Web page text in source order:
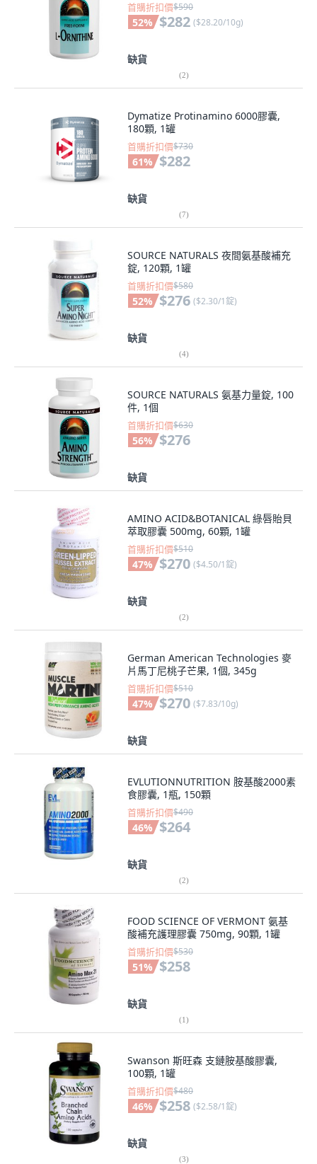
首購折扣價$590
52% $282 ($28.20/10g)
缺貨
(2)
Dymatize Protinamino 6000膠囊,
180顆, 1罐
首購折扣價$730
61% $282
缺貨
(7)
SOURCE NATURALS 夜間氨基酸補充
錠, 120顆, 1罐
首購折扣價$580
52% $276 ($2.30/1錠)
缺貨
(4)
SOURCE NATURALS 氨基力量錠, 100
件, 1個
首購折扣價$630
56% $276
缺貨
AMINO ACID&BOTANICAL 綠唇貽貝
萃取膠囊 500mg, 60顆, 1罐
首購折扣價$510
47% $270 ($4.50/1錠)
缺貨
(2)
German American Technologies 麥
片馬丁尼桃子芒果, 1個, 345g
首購折扣價$510
47% $270 ($7.83/10g)
缺貨
EVLUTIONNUTRITION 胺基酸2000素
食膠囊, 1瓶, 150顆
首購折扣價$490
46% $264
缺貨
(2)
FOOD SCIENCE OF VERMONT 氨基
酸補充護理膠囊 750mg, 90顆, 1罐
首購折扣價$530
51% $258
缺貨
(1)
Swanson 斯旺森 支鏈胺基酸膠囊,
100顆, 1罐
首購折扣價$480
46% $258 ($2.58/1錠)
缺貨
(3)